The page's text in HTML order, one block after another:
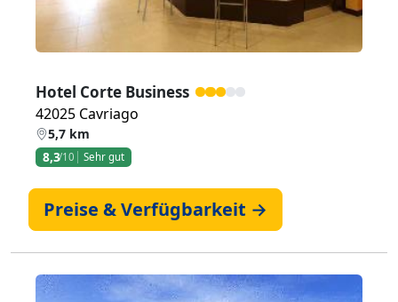
Hotel Corte Business
42025 Cavriago
5,7 km
8,3/10 Sehr gut
Preise & Verfügbarkeit →